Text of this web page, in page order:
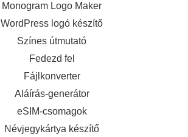
Monogram Logo Maker
WordPress logó készítő
Színes útmutató
Fedezd fel
Fájlkonverter
Aláírás-generátor
eSIM-csomagok
Névjegykártya készítő